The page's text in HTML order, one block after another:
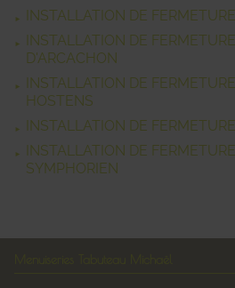
INSTALLATION DE
INSTALLATION DE
D'ARCACHON
INSTALLATION DE
HOSTENS
INSTALLATION DE
INSTALLATION DE
SYMPHORIEN